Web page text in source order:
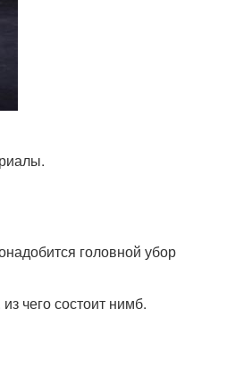
головной убор
чего состоит нимб.